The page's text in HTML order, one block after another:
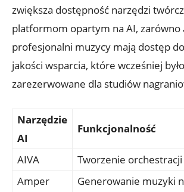
zwiększa dostępność narzędzi
platformom opartym na AI, zarówno
profesjonalni muzycy mają dostęp
jakości wsparcia, które wcześniej było
zarezerwowane dla studiów
Narzędzie
AI
Funkcjonalność
AIVA
Tworzenie
Amper
Generowanie muzyki